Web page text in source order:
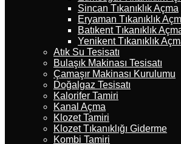
Sincan Tıkanıklık Açma
Eryaman Tıkanıklık
Batıkent Tıkanıklık
Yenikent Tıkanıklık
Atık Su Tesisatı
Bulaşık Makinası Tesisatı
Çamaşır Makinası Kurulumu
Doğalgaz Tesisatı
Kalorifer Tamiri
Kanal Açma
Klozet Tamiri
Klozet Tıkanıklığı Giderme
Kombi Tamiri